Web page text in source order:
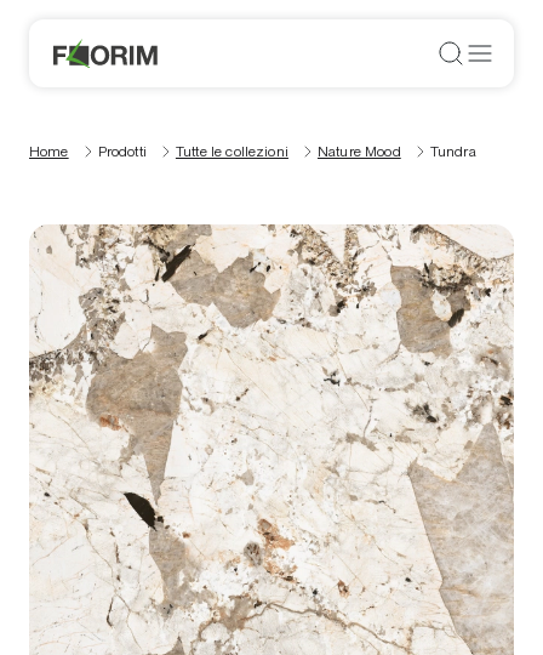
Home Prodotti Tutte le collezioni Nature Mood Tundra